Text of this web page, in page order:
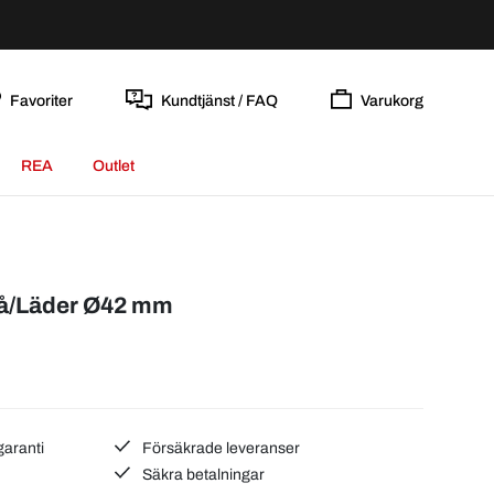
Favoriter Kundtjänst / FAQ Varukorg
REA Outlet
Läder Ø42 mm
Försäkrade leveranser
Säkra betalningar